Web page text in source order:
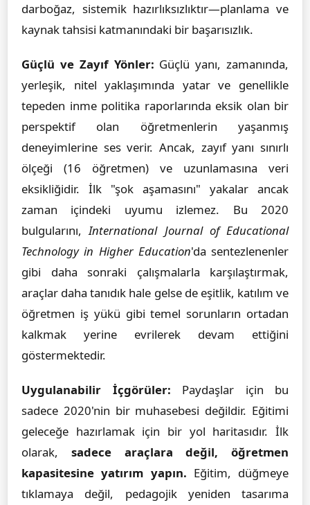
darboğaz, sistemik hazırlıksızlıktır—planlama ve
kaynak tahsisi katmanındaki bir başarısızlık.
Güçlü ve Zayıf Yönler: Güçlü yanı, zamanında,
yerleşik, nitel yaklaşımında yatar ve genellikle
tepeden inme politika raporlarında eksik olan bir
perspektif olan öğretmenlerin yaşanmış
deneyimlerine ses verir. Ancak, zayıf yanı sınırlı
ölçeği (16 öğretmen) ve uzunlamasına veri
eksikliğidir. İlk "şok aşamasını" yakalar ancak
zaman içindeki uyumu izlemez. Bu 2020
bulgularını,International Journal of Educational
Technology in Higher Education'da sentezlenenler
gibi daha sonraki çalışmalarla karşılaştırmak,
araçlar daha tanıdık hale gelse de eşitlik, katılım ve
öğretmen iş yükü gibi temel sorunların ortadan
kalkmak yerine evrilerek devam ettiğini
göstermektedir.
Uygulanabilir İçgörüler: Paydaşlar için bu
sadece 2020'nin bir muhasebesi değildir. Eğitimi
geleceğe hazırlamak için bir yol haritasıdır. İlk
olarak, sadece araçlara değil, öğretmen
kapasitesine yatırım yapın. Eğitim, düğmeye
tıklamaya değil, pedagojik yeniden tasarıma